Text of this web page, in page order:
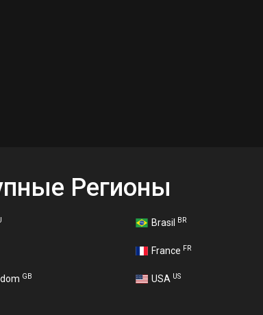
Регионы
Brasil BR
France FR
GB USA US